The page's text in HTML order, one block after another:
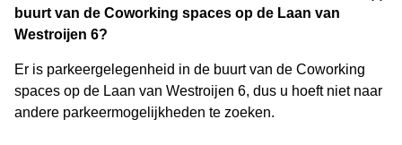
buurt van de Coworking spaces op de Laan van
Westroijen 6?
Er is parkeergelegenheid in de buurt van de Coworking
spaces op de Laan van Westroijen 6, dus u hoeft niet naar
andere parkeermogelijkheden te zoeken.